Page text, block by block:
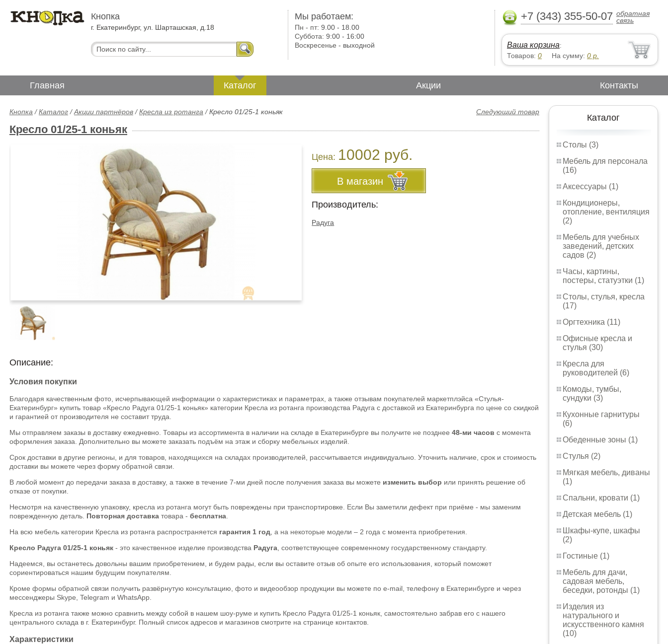
Кнопка
г. Екатеринбург, ул. Шарташская, д.18
Мы работаем:
Пн - пт:9.00 - 18.00
Суббота:9:00 - 16:00
Воскресенье - выходной
+7 (343) 355-50-07 обратная
связь
Ваша корзина:
Товаров: 0 На сумму: 0 р.
Главная Каталог Акции Контакты
Каталог
Столы (3)
Мебель для персонала
(16)
Аксессуары (1)
Кондиционеры,
отопление, вентиляция
(2)
Мебель для учебных
заведений, детских
садов (2)
Часы, картины,
постеры, статуэтки (1)
Столы, стулья, кресла
(17)
Оргтехника (11)
Офисные кресла и
стулья (30)
Кресла для
руководителей (6)
Комоды, тумбы,
сундуки (3)
Кухонные гарнитуры
(6)
Обеденные зоны (1)
Стулья (2)
Мягкая мебель, диваны
(1)
Спальни, кровати (1)
Детская мебель (1)
Шкафы-купе, шкафы
(2)
Гостиные (1)
Мебель для дачи,
садовая мебель,
беседки, ротонды (1)
Изделия из
натурального и
искусственного камня
(10)
Следующий товар
Кнопка /Каталог /Акции партнёров /Кресла из ротанга /Кресло 01/25-1 коньяк
Кресло 01/25-1 коньяк
Цена: 10002 руб.
В магазин
Производитель:
Радуга
Описание:
Условия покупки
Благодаря качественным фото, исчерпывающей информации о характеристиках и параметрах, а также отзывам покупателей маркетплэйса «Стулья-
Екатеринбург» купить товар «Кресло Радуга 01/25-1 коньяк» категории Кресла из ротанга производства Радуга с доставкой из Екатеринбурга по цене со скидкой
и гарантией от производителя не составит труда.
Мы отправляем заказы в доставку ежедневно. Товары из ассортимента в наличии на складе в Екатеринбурге вы получите не позднее 48-ми часов с момента
оформления заказа. Дополнительно вы можете заказать подъём на этаж и сборку мебельных изделий.
Срок доставки в другие регионы, и для товаров, находящихся на складах производителей, рассчитывается индивидуально. Уточнить наличие, срок и стоимость
доставки вы можете через форму обратной связи.
В любой момент до передачи заказа в доставку, а также в течение 7-ми дней после получения заказа вы можете изменить выбор или принять решение об
отказе от покупки.
Несмотря на качественную упаковку, кресла из ротанга могут быть повреждены при транспортировке. Если Вы заметили дефект при приёме - мы заменим
поврежденную деталь. Повторная доставка товара - бесплатна
На всю мебель категории Кресла из ротанга распространяется гарантия 1 год , а на некоторые модели – 2 года с момента приобретения.
Кресло Радуга 01/25-1 коньяк - это качественное изделие производства Радуга , соответствующее современному государственному стандарту.
Надеемся, вы останетесь довольны вашим приобретением, и будем рады, если вы оставите отзыв об опыте его использования, который поможет
сориентироваться нашим будущим покупателям.
Кроме формы обратной связи получить развёрнутую консультацию, фото и видеообзор продукции вы можете по e-mail, телефону в Екатеринбурге и через
мессенджеры Skype, Telegram и WhatsApp.
Кресла из ротанга также можно сравнить между собой в нашем шоу-руме и купить Кресло Радуга 01/25-1 коньяк, самостоятельно забрав его с нашего
центрального склада в г. Екатеринбург. Полный список адресов и магазинов смотрите на странице контактов.
Характеристики